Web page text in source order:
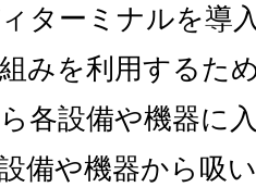
ターミナルを導
みを利用するた
各設備や機器に
備や機器から吸